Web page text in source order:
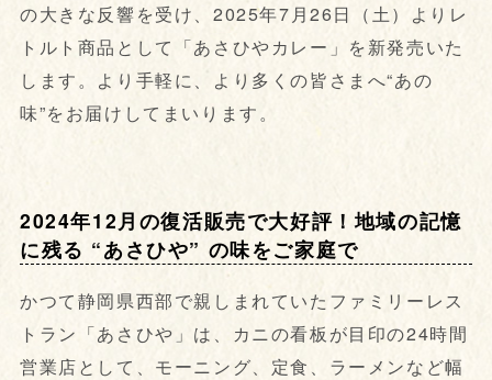
の大きな反響を受け、2025年7月26日（土）よりレ
トルト商品として「あさひやカレー」を新発売いた
します。より手軽に、より多くの皆さまへ“あの
味”をお届けしてまいります。
2024年12月の復活販売で大好評！地域の記憶
に残る “あさひや” の味をご家庭で
かつて静岡県西部で親しまれていたファミリーレス
トラン「あさひや」は、カニの看板が目印の24時間
営業店として、モーニング、定食、ラーメンなど幅